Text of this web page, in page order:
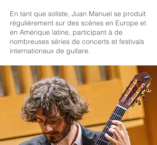
En tant que soliste, Juan Manuel se produit
régulièrement sur des scènes en Europe et
en Amérique latine, participant à de
nombreuses séries de concerts et festivals
internationaux de guitare.